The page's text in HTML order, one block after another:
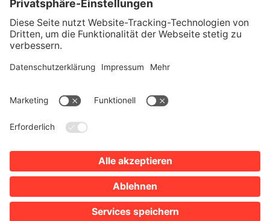
WICHTIGE LINKS
PresseWir über unsTourist-Information
Erklärung zur Barrierefreiheit
Impressum